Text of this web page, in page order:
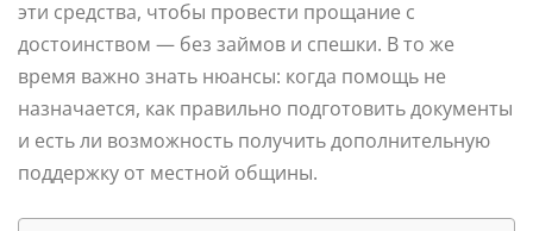
эти средства, чтобы провести прощание с
достоинством — без займов и спешки. В то же
время важно знать нюансы: когда помощь не
назначается, как правильно подготовить документы
и есть ли возможность получить дополнительную
поддержку от местной общины.